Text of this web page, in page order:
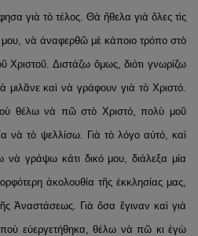
γιὰ τὸ τέλος. Θὰ ἤθελα γιὰ ὅλες τὶς
μου, νὰ ἀναφερθῶ μὲ κάποιο τρόπο στὸ
Διστάζω ὅμως, διότι γνωρίζω
μιλᾶνε καὶ νὰ γράφουν γιὰ τὸ Χριστό.
θέλω νὰ πῶ στὸ Χριστό, πολὺ μοῦ
νὰ τὸ ψελλίσω. Γιὰ τὸ λόγο αὐτό, καὶ
νὰ γράψω κάτι δικό μου, διάλεξα μία
ἀκολουθία τῆς ἐκκλησίας μας,
Ἀναστάσεως. Γιὰ ὅσα ἔγιναν καὶ γιὰ
εὐεργετήθηκα, θέλω νὰ πῶ κι ἐγὼ